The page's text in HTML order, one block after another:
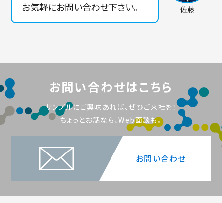
お気軽にお問い合わせ下さい。
佐藤
お問い合わせはこちら
サンプルにご興味あれば、ぜひご来社を！
ちょっとお話なら、Web面談も。
お問い合わせ